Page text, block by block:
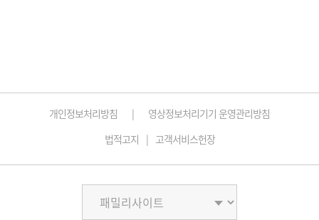
개인정보처리방침
영상정보처리기기 운영관리방침
법적고지
고객서비스헌장